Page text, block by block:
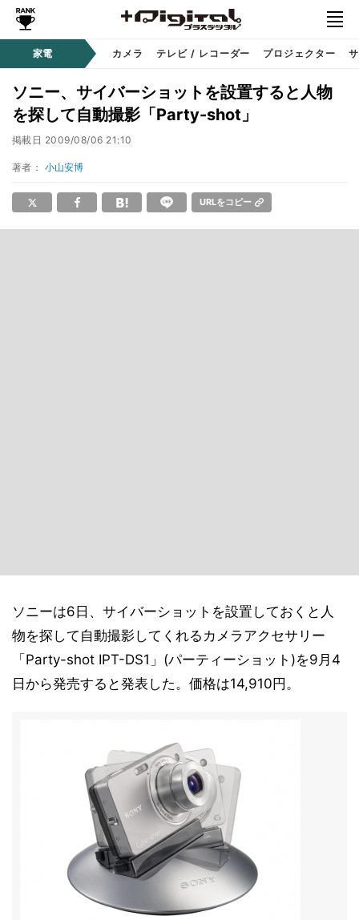
家電 カメラ テレビ / レコーダー プロジェクター
ソニー、サイバーショットを設置すると人物
を探して自動撮影「Party-shot」
掲載日 2009/08/06 21:10
著者： 小山安博
URLをコピー
ソニーは6日、サイバーショットを設置しておくと人
物を探して自動撮影してくれるカメラアクセサリー
「Party-shot IPT-DS1」(パーティーショット)を9月4
日から発売すると発表した。価格は14,910円。